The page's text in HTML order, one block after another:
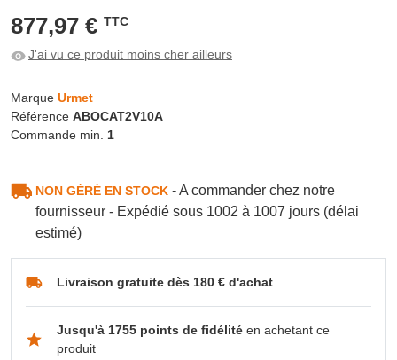
877,97 € TTC
J'ai vu ce produit moins cher ailleurs
Marque Urmet
Référence ABOCAT2V10A
Commande min. 1
NON GÉRÉ EN STOCK- A commander chez notre
fournisseur - Expédié sous 1002 à 1007 jours (délai
estimé)
Livraison gratuite dès 180 € d'achat
Jusqu'à 1755 points de fidélitéen achetant ce
produit